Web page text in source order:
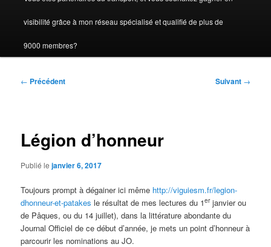
visibilité grâce à mon réseau spécialisé et qualifié de plus de
9000 membres?
Navigation
← Précédent Suivant →
Légion d’honneur
Publié lejanvier 6, 2017
Toujours prompt à dégainer ici même http://viguiesm.fr/legion-
dhonneur-et-patakes le résultat de mes lectures du 1erjanvier ou
de Pâques, ou du 14 juillet), dans la littérature abondante du
Journal Officiel de ce début d’année, je mets un point d’honneur à
parcourir les nominations au JO.